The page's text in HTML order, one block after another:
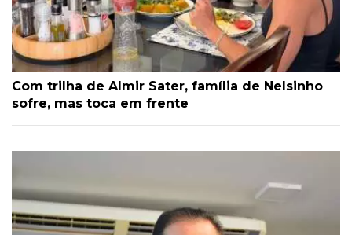
Com trilha de Almir Sater, família de Nelsinho
sofre, mas toca em frente